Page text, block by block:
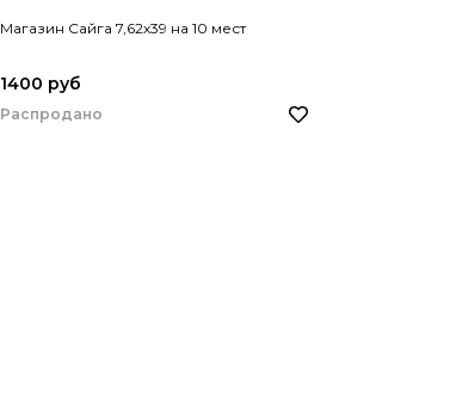
Магазин Сайга 7,62х39 на 10 мест
1400 руб
Распродано